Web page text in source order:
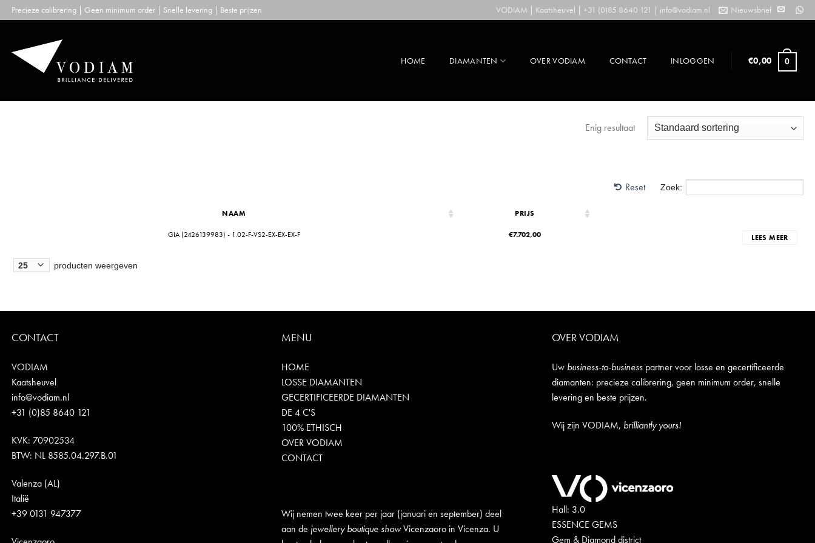
Skip
to
Precieze calibrering | Geen minimum order | Snelle levering | Beste prijzen VODIAM | Kaatsheuvel | +31 (0)85 8640 121 | info@vodiam.nl Nieuwsbrief
HOME DIAMANTEN OVER VODIAM CONTACT INLOGGEN €0,00 0
Enig resultaat
Reset Zoek:
NAAM PRIJS
GIA (2426139983) - 1.02-F-VS2-EX-EX-EX-F €7.702,00 LEES MEER
producten weergeven
CONTACT
VODIAM
Kaatsheuvel
info@vodiam.nl
+31 (0)85 8640 121
KVK: 70902534
BTW: NL 8585.04.297.B.01
Valenza (AL)
Italië
+39 0131 947377
MENU
HOME
LOSSE DIAMANTEN
GECERTIFICEERDE DIAMANTEN
DE 4 C'S
100% ETHISCH
OVER VODIAM
CONTACT
Wij nemen twee keer per jaar (januari en september) deel
aan de jewellery boutique showVicenzaoro in Vicenza. U
OVER VODIAM
Uw business-to-businesspartner voor losse en gecertificeerde
diamanten: precieze calibrering, geen minimum order, snelle
levering en beste prijzen.
Wij zijn VODIAM, brilliantly yours!
Hall: 3.0
ESSENCE GEMS
Gem & Diamond district